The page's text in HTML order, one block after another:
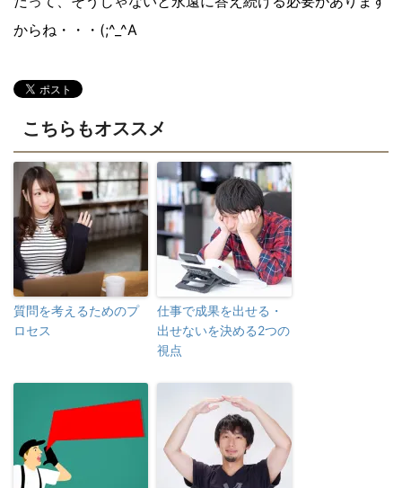
からね・・・(;^_^A
こちらもオススメ
質問を考えるためのプ
ロセス
仕事で成果を出せる・
出せないを決める2つの
視点